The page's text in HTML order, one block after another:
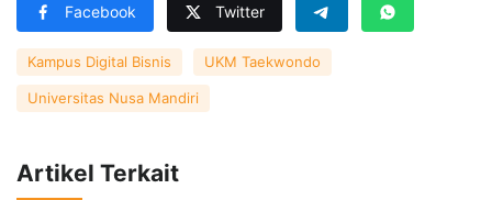
Facebook Twitter
Kampus Digital Bisnis UKM Taekwondo
Universitas Nusa Mandiri
Artikel Terkait